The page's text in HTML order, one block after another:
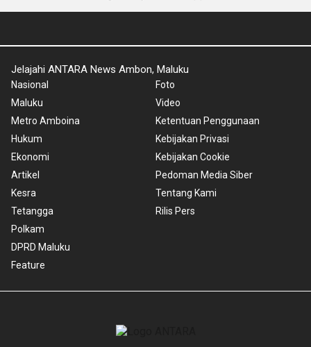
Jelajahi ANTARA News Ambon, Maluku
Nasional
Maluku
Metro Amboina
Hukum
Ekonomi
Artikel
Kesra
Tetangga
Polkam
DPRD Maluku
Feature
Foto
Video
Ketentuan Penggunaan
Kebijakan Privasi
Kebijakan Cookie
Pedoman Media Siber
Tentang Kami
Rilis Pers